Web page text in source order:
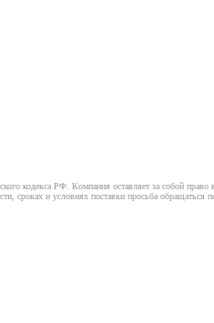
кодекса РФ. Компания оставляет за собой право
и условиях поставки просьба обращаться